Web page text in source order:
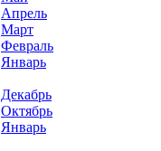
Апрель
Март
Февраль
Январь
Декабрь
Октябрь
Январь